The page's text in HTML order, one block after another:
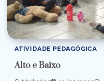
ATIVIDADE PEDAGÓGICA
Alto e Baixo